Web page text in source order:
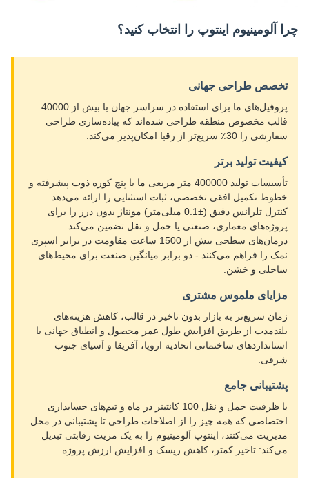
چرا آلومینیوم اینتوپ را انتخاب کنید؟
تخصص طراحی جهانی
پروفیل‌های ما برای استفاده در سراسر جهان با بیش از 40000
قالب مخصوص منطقه طراحی شده‌اند که پیاده‌سازی طراحی
سفارشی را 30٪ سریع‌تر از رقبا امکان‌پذیر می‌کند.
کیفیت تولید برتر
تأسیسات تولید 400000 متر مربعی ما با پنج کوره ذوب پیشرفته و
خطوط تکمیل افقی تخصصی، ثبات استثنایی را ارائه می‌دهد.
کنترل تلرانس دقیق (±0.1 میلی‌متر) مونتاژ بدون درز را برای
پروژه‌های معماری، صنعتی یا حمل و نقل تضمین می‌کند.
درمان‌های سطحی بیش از 1500 ساعت مقاومت در برابر اسپری
نمک را فراهم می‌کنند - دو برابر میانگین صنعت برای محیط‌های
ساحلی و خشن.
مزایای ملموس مشتری
زمان سریع‌تر به بازار بدون تاخیر در قالب، کاهش هزینه‌های
بلندمدت از طریق افزایش طول عمر محصول و انطباق جهانی با
استانداردهای ساختمانی اتحادیه اروپا، آفریقا و آسیای جنوب
شرقی.
پشتیبانی جامع
با ظرفیت حمل و نقل 100 کانتینر در ماه و تیم‌های حسابداری
اختصاصی که همه چیز را از اصلاحات طراحی تا پشتیبانی در محل
مدیریت می‌کنند، اینتوپ آلومینیوم را به یک مزیت رقابتی تبدیل
می‌کند: تاخیر کمتر، کاهش ریسک و افزایش ارزش پروژه.